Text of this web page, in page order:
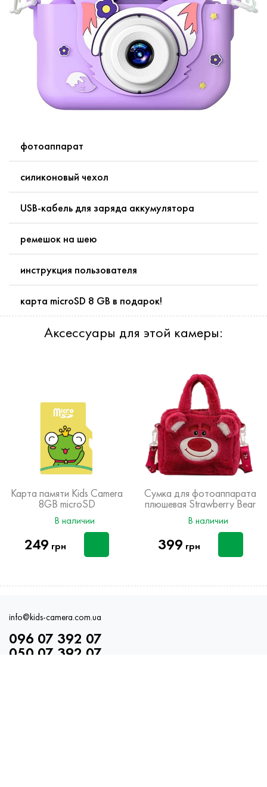
фотоаппарат
силиконовый чехол
USB-кабель для заряда аккумулятора
ремешок на шею
инструкция пользователя
карта microSD 8 GB в подарок!
Аксессуары для этой камеры:
Карта памяти Kids Camera
8GB microSD
В наличии
249 грн
Сумка для фотоаппарата
плюшевая Strawberry Bear
В наличии
399 грн
info@kids-camera.com.ua
096 07 392 07
050 07 392 07